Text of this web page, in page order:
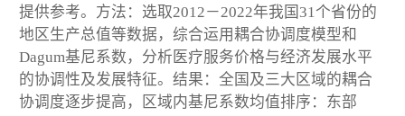
提供参考。方法：选取2012－2022年我国31个省份的
地区生产总值等数据，综合运用耦合协调度模型和
Dagum基尼系数，分析医疗服务价格与经济发展水平
的协调性及发展特征。结果：全国及三大区域的耦合
协调度逐步提高，区域内基尼系数均值排序：东部